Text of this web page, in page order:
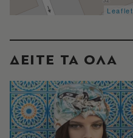
Leaflet
ΔΕΙΤΕ ΤΑ ΟΛΑ